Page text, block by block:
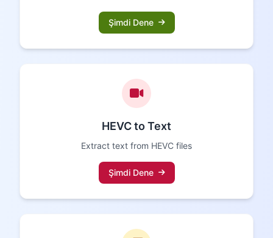
Şimdi Dene
HEVC to Text
Extract text from HEVC files
Şimdi Dene